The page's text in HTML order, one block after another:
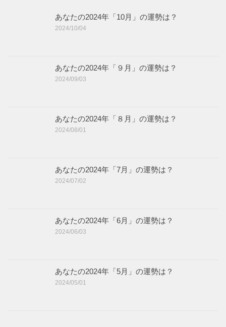
あなたの2024年「10月」の運勢は？
2024/10/04
あなたの2024年「９月」の運勢は？
2024/09/03
あなたの2024年「８月」の運勢は？
2024/08/01
あなたの2024年「7月」の運勢は？
2024/07/02
あなたの2024年「6月」の運勢は？
2024/06/03
あなたの2024年「5月」の運勢は？
2024/05/01